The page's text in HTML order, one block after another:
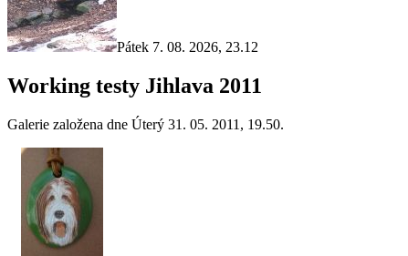
Pátek 7. 08. 2026, 23.12
Working testy Jihlava 2011
Galerie založena dne Úterý 31. 05. 2011, 19.50.